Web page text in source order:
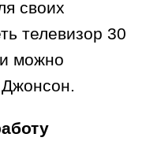
своих
телевизор 30
можно